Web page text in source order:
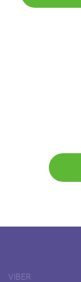
VIBER